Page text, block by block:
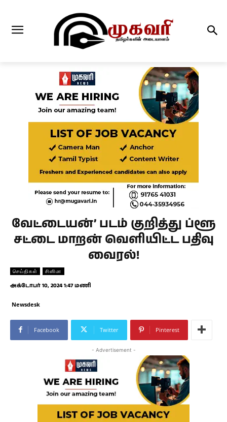
வேட்டையன்’ படம் குறித்து ப்ளூ
சட்டை மாறன் வெளியிட்ட பதிவு
வைரல்!
செய்திகள் சினிமா
அக்டோபர் 10, 2024 1:47 மணி
Newsdesk
Facebook Twitter Pinterest
- Advertisement -